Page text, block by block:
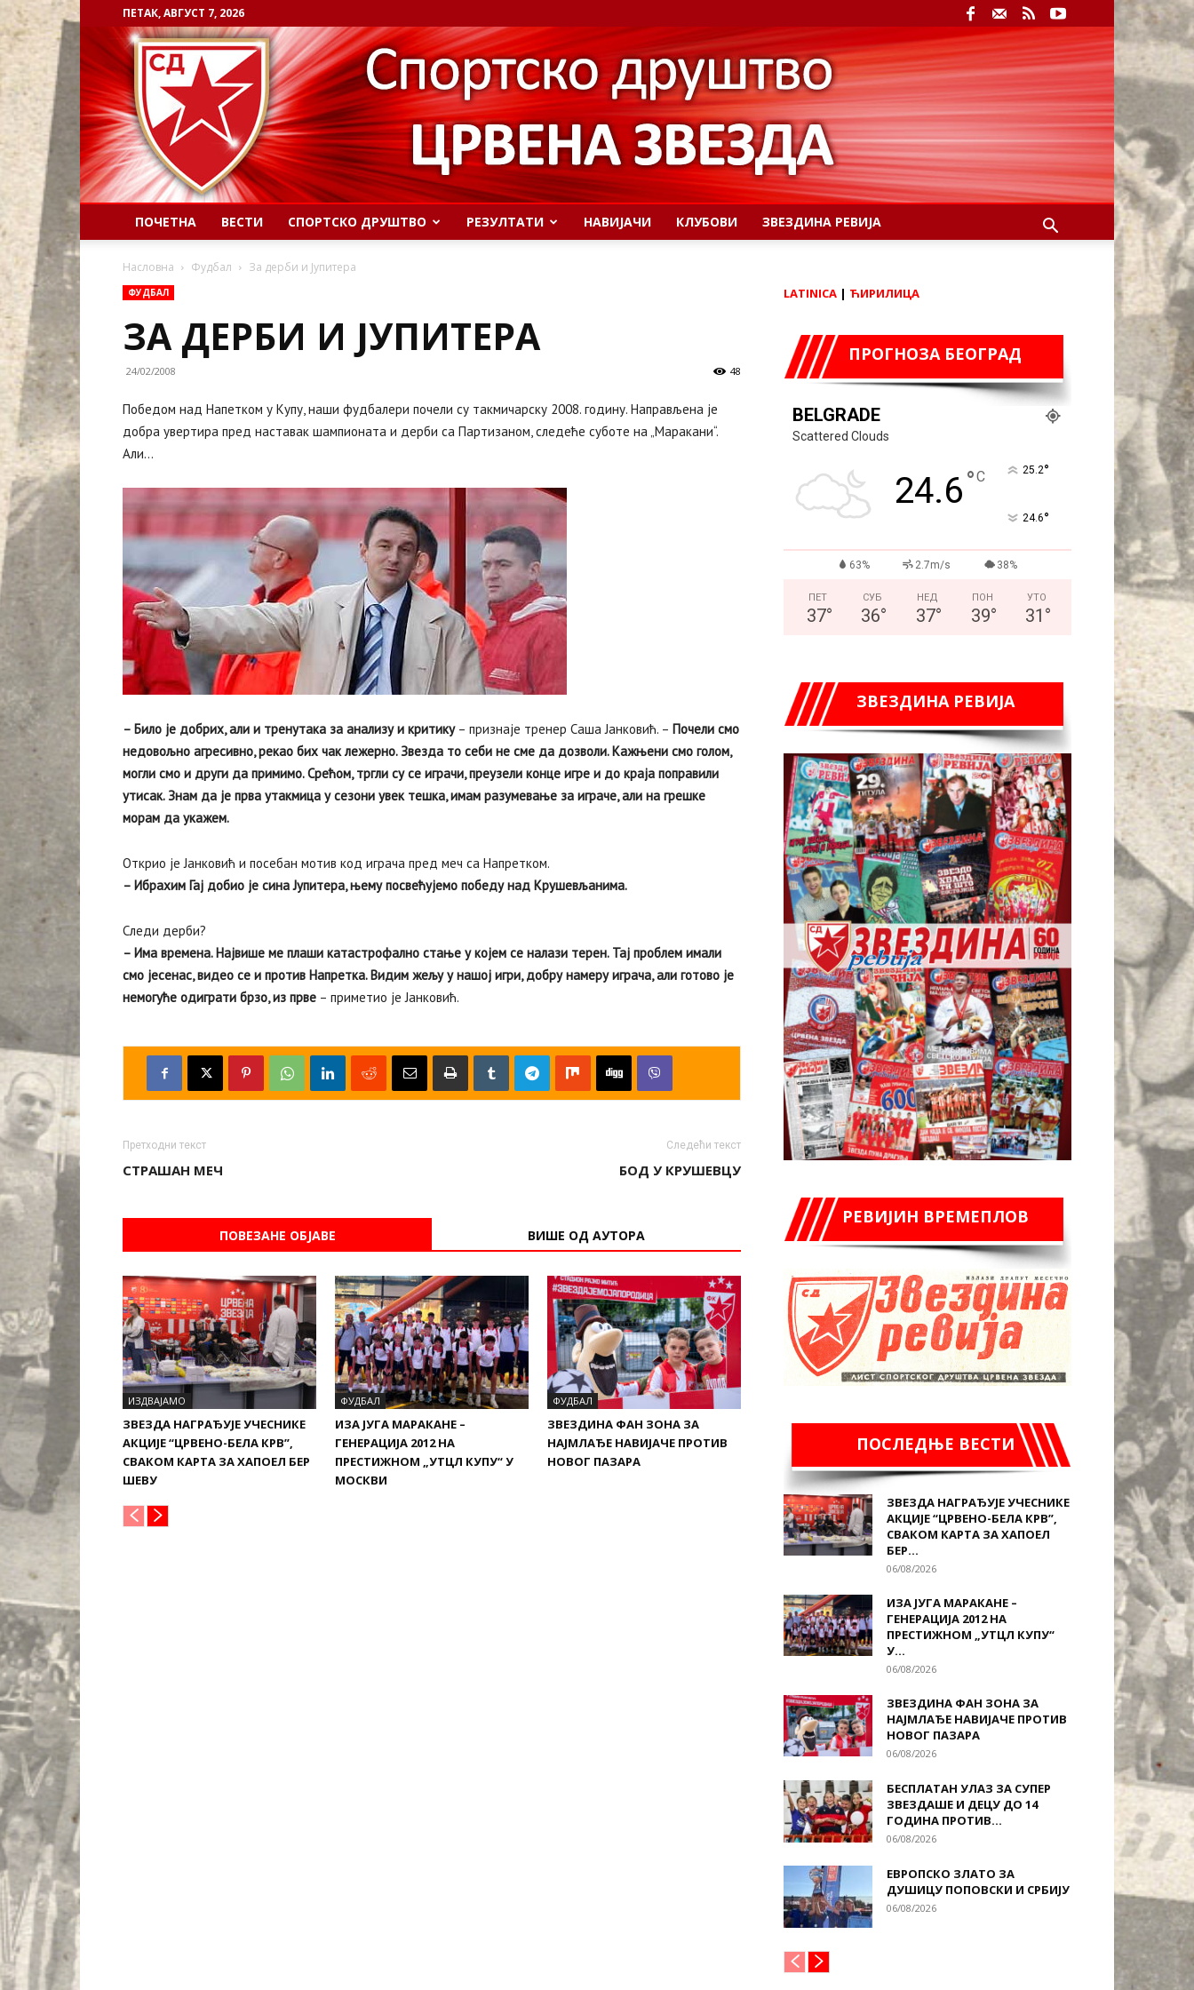
ПЕТАК, АВГУСТ 7, 2026
ПОЧЕТНА ВЕСТИ СПОРТСКО ДРУШТВО РЕЗУЛТАТИ НАВИЈАЧИ КЛУБОВИ ЗВЕЗДИНА РЕВИЈА
Насловна Фудбал За дерби и Јупитера
ФУДБАЛ
ЗА ДЕРБИ И ЈУПИТЕРА
24/02/2008 48
Победом над Напетком у Купу, наши фудбалери почели су такмичарску 2008. годину. Направљена је
добра увертира пред наставак шампионата и дерби са Партизаном, следеће суботе на „Маракани“.
Али…
– Било је добрих, али и тренутака за анализу и критику– признаје тренер Саша Јанковић. – Почели смо
недовољно агресивно, рекао бих чак лежерно. Звезда то себи не сме да дозволи. Кажњени смо голом,
могли смо и други да примимо. Срећом, тргли су се играчи, преузели конце игре и до краја поправили
утисак. Знам да је прва утакмица у сезони увек тешка, имам разумевање за играче, али на грешке
морам да укажем.
Открио је Јанковић и посебан мотив код играча пред меч са Напретком.
– Ибрахим Гај добио је сина Јупитера, њему посвећујемо победу над Крушевљанима.
Следи дерби?
– Има времена. Највише ме плаши катастрофално стање у којем се налази терен. Тај проблем имали
смо јесенас, видео се и против Напретка. Видим жељу у нашој игри, добру намеру играча, али готово је
немогуће одиграти брзо, из прве – приметио је Јанковић.
Претходни текст
СТРАШАН МЕЧ
Следећи текст
БОД У КРУШЕВЦУ
ПОВЕЗАНЕ ОБЈАВЕ ВИШЕ ОД АУТОРА
ИЗДВАЈАМО
ЗВЕЗДА НАГРАЂУЈЕ УЧЕСНИКЕ
АКЦИЈЕ “ЦРВЕНО-БЕЛА КРВ”,
СВАКОМ КАРТА ЗА ХАПОЕЛ БЕР
ШЕВУ
ФУДБАЛ
ИЗА ЈУГА МАРАКАНЕ –
ГЕНЕРАЦИЈА 2012 НА
ПРЕСТИЖНОМ „УТЦЛ КУПУ“ У
МОСКВИ
ФУДБАЛ
ЗВЕЗДИНА ФАН ЗОНА ЗА
НАЈМЛАЂЕ НАВИЈАЧЕ ПРОТИВ
НОВОГ ПАЗАРА
LATINICA | ЋИРИЛИЦА
ПРОГНОЗА БЕОГРАД
BELGRADE
Scattered Clouds
24.6°C 25.2°
24.6°
63% 2.7m/s 38%
ПЕТ
37°
СУБ
36°
НЕД
37°
ПОН
39°
УТО
31 °
ЗВЕЗДИНА РЕВИЈА
РЕВИЈИН ВРЕМЕПЛОВ
ПОСЛЕДЊЕ ВЕСТИ
ЗВЕЗДА НАГРАЂУЈЕ УЧЕСНИКЕ
АКЦИЈЕ “ЦРВЕНО-БЕЛА КРВ”,
СВАКОМ КАРТА ЗА ХАПОЕЛ
БЕР...
06/08/2026
ИЗА ЈУГА МАРАКАНЕ –
ГЕНЕРАЦИЈА 2012 НА
ПРЕСТИЖНОМ „УТЦЛ КУПУ“
У...
06/08/2026
ЗВЕЗДИНА ФАН ЗОНА ЗА
НАЈМЛАЂЕ НАВИЈАЧЕ ПРОТИВ
НОВОГ ПАЗАРА
06/08/2026
БЕСПЛАТАН УЛАЗ ЗА СУПЕР
ЗВЕЗДАШЕ И ДЕЦУ ДО 14
ГОДИНА ПРОТИВ...
06/08/2026
ЕВРОПСКО ЗЛАТО ЗА
ДУШИЦУ ПОПОВСКИ И СРБИЈУ
06/08/2026